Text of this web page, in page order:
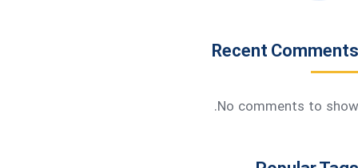
Recent Comments
No comments to show.